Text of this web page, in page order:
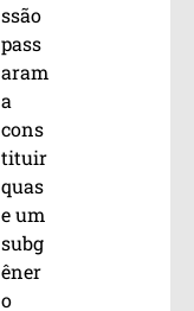
ssão
pass
aram
a
cons
tituir
quas
e um
subg
êner
o